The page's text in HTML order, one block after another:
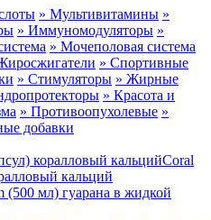
» Мультивитамины »
» Иммуномодуляторы »
» Мочеполовая система
» Спортивные
» Стимуляторы » Жирные
» Красота и
» Противоопухолевые »
добавки
Coral
кальций